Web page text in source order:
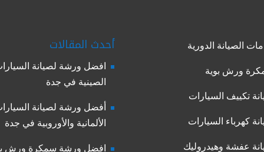
الصيانة الدورية
ورش بوية
تكييف السيارات
كهرباء السيارات
عفشة وهيدروليك
أحدث المقالات
افضل ورشة لصيانة
الصينية في جدة
أفضل ورشة لصيانة
الألمانية والأوروبية في جدة
افضل ورشة سمكرة ورش